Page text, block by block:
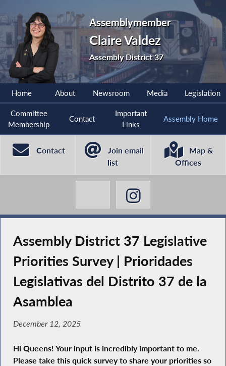
Assemblymember
Claire Valdez
Assembly District 37
Home About Newsroom Media Legislation
Committee
Membership
Contact
Important
Links
Assembly Home
Contact
Join email
list
Map &
Offices
Assembly District 37 Legislative
Priorities Survey | Prioridades
Legislativas del Distrito 37 de la
Asamblea
December 12, 2025
Hi Queens! Your input is incredibly important to me.
Please take this quick survey to share your priorities so